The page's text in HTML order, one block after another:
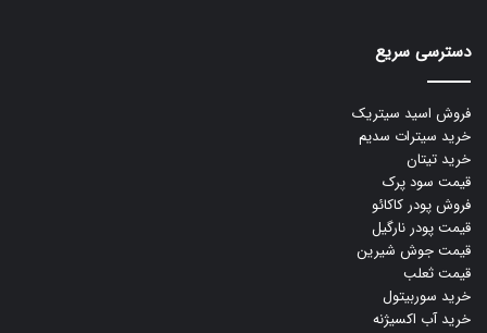
دسترسی سریع
فروش اسید سیتریک
خرید سیترات سدیم
خرید تیتان
قیمت سود پرک
فروش پودر کاکائو
قیمت پودر نارگیل
قیمت جوش شیرین
قیمت ثعلب
خرید سوربیتول
خرید آب اکسیژنه